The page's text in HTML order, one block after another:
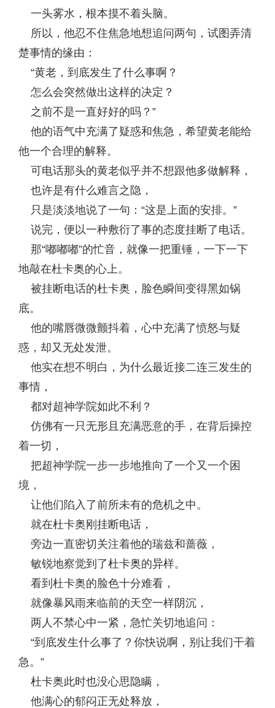
一头雾水，根本摸不着头脑。
所以，他忍不住焦急地想追问两句，试图弄清
楚事情的缘由：
“黄老，到底发生了什么事啊？
怎么会突然做出这样的决定？
之前不是一直好好的吗？”
他的语气中充满了疑惑和焦急，希望黄老能给
他一个合理的解释。
可电话那头的黄老似乎并不想跟他多做解释，
也许是有什么难言之隐，
只是淡淡地说了一句：“这是上面的安排。”
说完，便以一种敷衍了事的态度挂断了电话。
那“嘟嘟嘟”的忙音，就像一把重锤，一下一下
地敲在杜卡奥的心上。
被挂断电话的杜卡奥，脸色瞬间变得黑如锅
底。
他的嘴唇微微颤抖着，心中充满了愤怒与疑
惑，却又无处发泄。
他实在想不明白，为什么最近接二连三发生的
事情，
都对超神学院如此不利？
仿佛有一只无形且充满恶意的手，在背后操控
着一切，
把超神学院一步一步地推向了一个又一个困
境，
让他们陷入了前所未有的危机之中。
就在杜卡奥刚挂断电话，
旁边一直密切关注着他的瑞兹和蔷薇，
敏锐地察觉到了杜卡奥的异样。
看到杜卡奥的脸色十分难看，
就像暴风雨来临前的天空一样阴沉，
两人不禁心中一紧，急忙关切地追问：
“到底发生什么事了？你快说啊，别让我们干着
急。”
杜卡奥此时也没心思隐瞒，
他满心的郁闷正无处释放，